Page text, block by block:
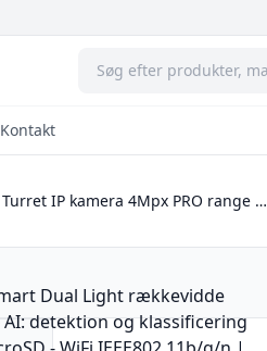
Kontakt
Turret IP kamera 4Mpx PRO range …